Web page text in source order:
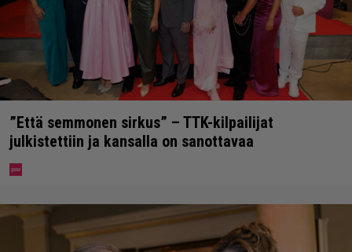
”Että semmonen sirkus” – TTK-kilpailijat
julkistettiin ja kansalla on sanottavaa